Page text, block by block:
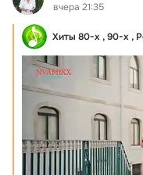
вчера 21:35
Хиты 80-х , 90-х ,